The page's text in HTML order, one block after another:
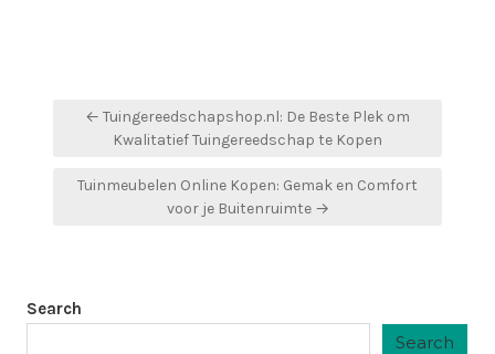
Post
navigation
← Tuingereedschapshop.nl: De Beste Plek om
Kwalitatief Tuingereedschap te Kopen
Tuinmeubelen Online Kopen: Gemak en Comfort
voor je Buitenruimte →
Search
Search